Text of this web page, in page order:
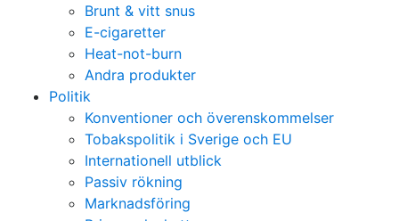
Brunt & vitt snus
E-cigaretter
Heat-not-burn
Andra produkter
Politik
Konventioner och överenskommelser
Tobakspolitik i Sverige och EU
Internationell utblick
Passiv rökning
Marknadsföring